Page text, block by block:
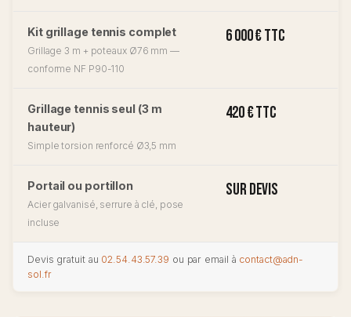
Kit grillage tennis complet
Grillage 3 m + poteaux Ø76 mm —
conforme NF P90-110
6 000 € TTC
Grillage tennis seul (3 m
hauteur)
Simple torsion renforcé Ø3,5 mm
420 € TTC
Portail ou portillon
Acier galvanisé, serrure à clé, pose
incluse
Sur devis
Devis gratuit au 02.54.43.57.39 ou par email à contact@adn-
sol.fr